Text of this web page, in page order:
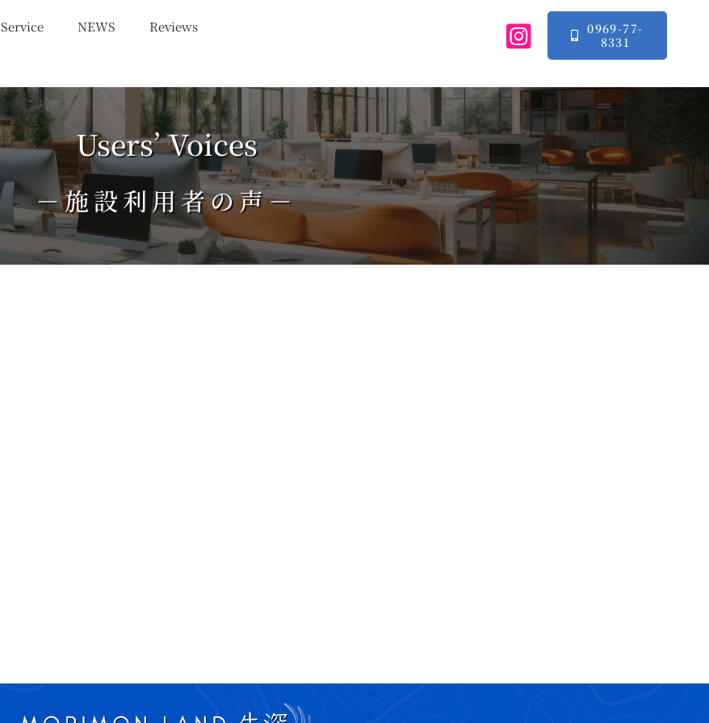
Service NEWS
Reviews
0969-77-
8331
Users’ Voices
－施設利用者の声－